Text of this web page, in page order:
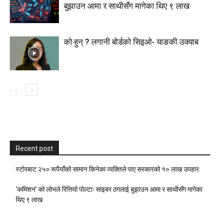
बुझाउन आमा र साथीसँग मागेका थिए ९ लाख
को हुन् ? लगानी बोर्डको सिइओ- याङकी उक्याब
Recent post
स्टाेरबाट २५० रूपैयाँको सामान किनेका व्यक्तिले पाए सरकारको १० लाख उपहार
‘कमिशन’ को लोभले रित्तियो पोल्टाः साइबर ठगलाई बुझाउन आमा र साथीसँग मागेका
थिए ९ लाख